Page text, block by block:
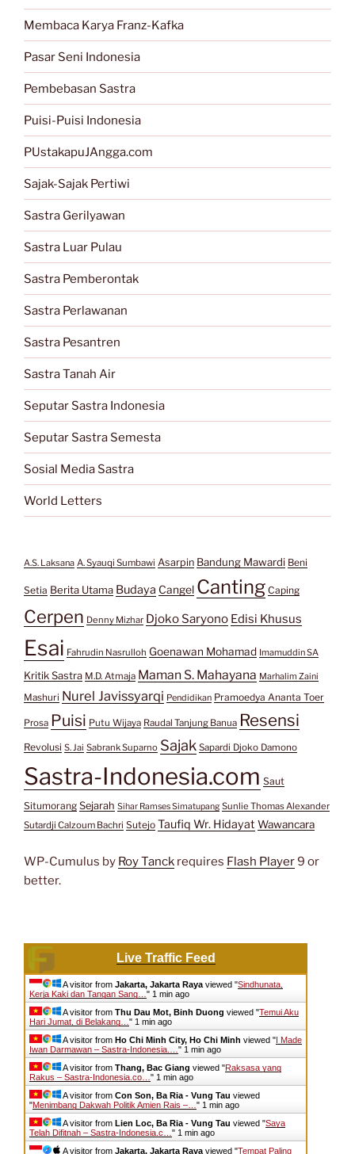
Membaca Karya Franz-Kafka
Pasar Seni Indonesia
Pembebasan Sastra
Puisi-Puisi Indonesia
PUstakapuJAngga.com
Sajak-Sajak Pertiwi
Sastra Gerilyawan
Sastra Luar Pulau
Sastra Pemberontak
Sastra Perlawanan
Sastra Pesantren
Sastra Tanah Air
Seputar Sastra Indonesia
Seputar Sastra Semesta
Sosial Media Sastra
World Letters
A.S. Laksana A. Syauqi Sumbawi Asarpin Bandung Mawardi Beni
Setia Berita Utama Budaya Cangel Canting Caping
Cerpen Denny Mizhar Djoko Saryono Edisi Khusus
Esai Fahrudin Nasrulloh Goenawan Mohamad Imamuddin SA
Kritik Sastra M.D. Atmaja Maman S. Mahayana Marhalim Zaini
Mashuri Nurel Javissyarqi Pendidikan Pramoedya Ananta Toer
Prosa Puisi Putu Wijaya Raudal Tanjung Banua Resensi
Revolusi S. Jai Sabrank Suparno Sajak Sapardi Djoko Damono
Sastra-Indonesia.com Saut
Situmorang Sejarah Sihar Ramses Simatupang Sunlie Thomas Alexander
Sutardji Calzoum Bachri Sutejo Taufiq Wr. Hidayat Wawancara
WP-Cumulus by Roy Tanck requires Flash Player9 or
better.
Live Traffic Feed
A visitor from Jakarta, Jakarta Raya viewed "Sindhunata,
Kerja Kaki dan Tangan Sang… " 1 min ago
A visitor from Thu Dau Mot, Binh Duong viewed "Temui Aku
Hari Jumat, di Belakang… " 1 min ago
A visitor from Ho Chi Minh City, Ho Chi Minh viewed " I Made
Iwan Darmawan – Sastra-Indonesia.… " 1 min ago
A visitor from Thang, Bac Giang viewed "Raksasa yang
Rakus – Sastra-Indonesia.co… " 1 min ago
A visitor from Con Son, Ba Ria - Vung Tau viewed
"Menimbang Dakwah Politik Amien Rais –… " 1 min ago
A visitor from Lien Loc, Ba Ria - Vung Tau viewed "Saya
Telah Difitnah – Sastra-Indonesia.c… " 1 min ago
A visitor from Jakarta, Jakarta Raya viewed "Tempat Paling